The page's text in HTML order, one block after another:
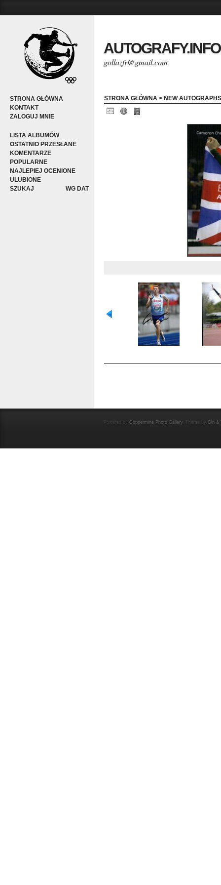
STRONA GŁÓWNA
KONTAKT
ZALOGUJ MNIE
LISTA ALBUMÓW
OSTATNIO PRZESŁANE
KOMENTARZE
POPULARNE
NAJLEPIEJ OCENIONE
ULUBIONE
WG DAT
SZUKAJ
gollazfr@gmail.com
STRONA GŁÓWNA > NEW AUTOGRAPHS
Powered by Coppermine Photo Gallery. Theme by Gin &